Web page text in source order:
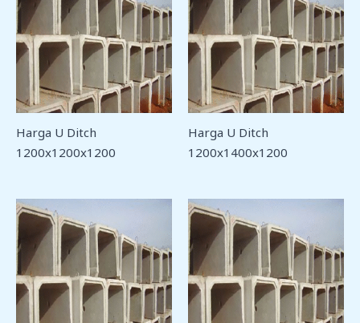
Harga U Ditch
1200x1200x1200
Harga U Ditch
1200x1400x1200